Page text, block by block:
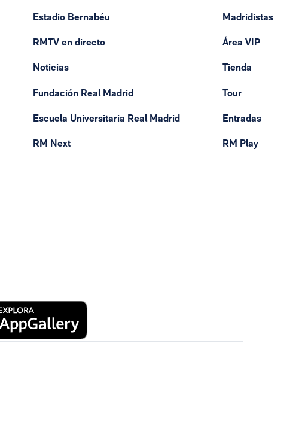
Estadio Bernabéu
RMTV en directo
Noticias
Fundación Real Madrid
Escuela Universitaria Real Madrid
RM Next
Madridistas
Área VIP
Tienda
Tour
Entradas
RM Play